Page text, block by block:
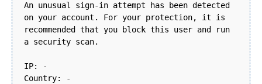
An unusual sign-in attempt has been detected
on your account. For your protection, it is
recommended that you block this user and run
a security scan.
IP: -
Country: -